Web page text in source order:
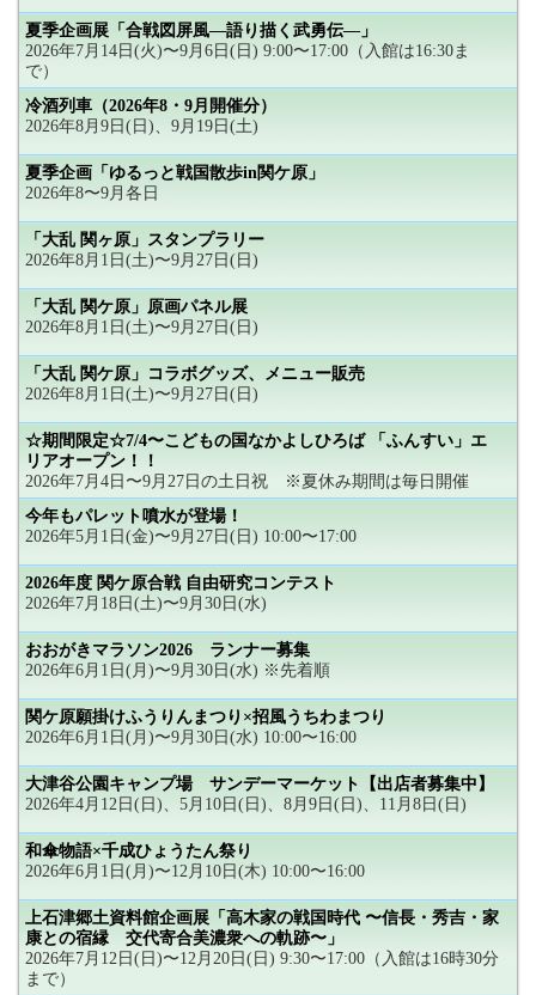
夏季企画展「合戦図屏風―語り描く武勇伝―」
2026年7月14日(火)〜9月6日(日) 9:00〜17:00（入館は16:30ま
で）
冷酒列車（2026年8・9月開催分）
2026年8月9日(日)、9月19日(土)
夏季企画「ゆるっと戦国散歩in関ケ原」
2026年8〜9月各日
「大乱 関ヶ原」スタンプラリー
2026年8月1日(土)〜9月27日(日)
「大乱 関ケ原」原画パネル展
2026年8月1日(土)〜9月27日(日)
「大乱 関ケ原」コラボグッズ、メニュー販売
2026年8月1日(土)〜9月27日(日)
☆期間限定☆7/4〜こどもの国なかよしひろば 「ふんすい」エ
リアオープン！！
2026年7月4日〜9月27日の土日祝 ※夏休み期間は毎日開催
今年もパレット噴水が登場！
2026年5月1日(金)〜9月27日(日) 10:00〜17:00
2026年度 関ケ原合戦 自由研究コンテスト
2026年7月18日(土)〜9月30日(水)
おおがきマラソン2026 ランナー募集
2026年6月1日(月)〜9月30日(水) ※先着順
関ケ原願掛けふうりんまつり×招風うちわまつり
2026年6月1日(月)〜9月30日(水) 10:00〜16:00
大津谷公園キャンプ場 サンデーマーケット【出店者募集中】
2026年4月12日(日)、5月10日(日)、8月9日(日)、11月8日(日)
和傘物語×千成ひょうたん祭り
2026年6月1日(月)〜12月10日(木) 10:00〜16:00
上石津郷土資料館企画展「高木家の戦国時代 〜信長・秀吉・家
康との宿縁 交代寄合美濃衆への軌跡〜」
2026年7月12日(日)〜12月20日(日) 9:30〜17:00（入館は16時30分
まで）